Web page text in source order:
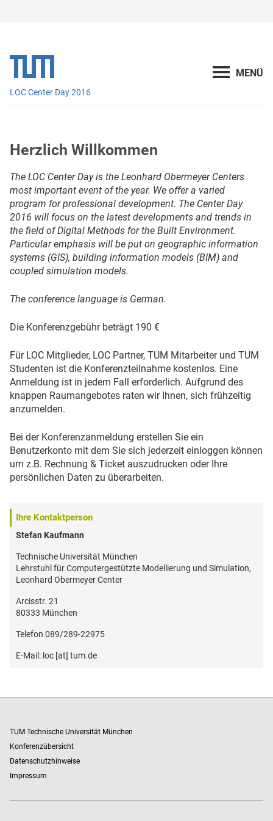
LOC Center Day 2016
Herzlich Willkommen
The LOC Center Day is the Leonhard Obermeyer Centers
most important event of the year. We offer a varied
program for professional development. The Center Day
2016 will focus on the latest developments and trends in
the field of Digital Methods for the Built Environment.
Particular emphasis will be put on geographic information
systems (GIS), building information models (BIM) and
coupled simulation models.
The conference language is German.
Die Konferenzgebühr beträgt 190 €
Für LOC Mitglieder, LOC Partner, TUM Mitarbeiter und TUM
Studenten ist die Konferenzteilnahme kostenlos. Eine
Anmeldung ist in jedem Fall erforderlich. Aufgrund des
knappen Raumangebotes raten wir Ihnen, sich frühzeitig
anzumelden.
Bei der Konferenzanmeldung erstellen Sie ein
Benutzerkonto mit dem Sie sich jederzeit einloggen können
um z.B. Rechnung & Ticket auszudrucken oder Ihre
persönlichen Daten zu überarbeiten.
Ihre Kontaktperson
Stefan Kaufmann
Technische Universität München
Lehrstuhl für Computergestützte Modellierung und Simulation,
Leonhard Obermeyer Center
Arcisstr. 21
80333 München
Telefon 089/289-22975
E-Mail: loc [at] tum.de
TUM Technische Universität München
Konferenzübersicht
Datenschutzhinweise
Impressum